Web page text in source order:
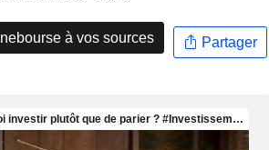
à vos sources Partager